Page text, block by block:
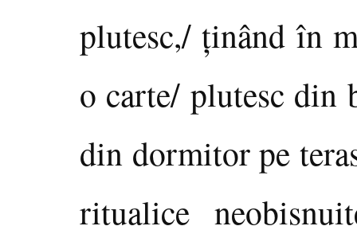
plutesc,/ ţinând în
o carte/ plutesc din
din dormitor pe
ritualice